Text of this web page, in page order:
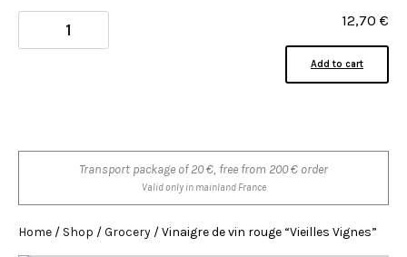
12,70 €
Add to cart
Transport package of 20 €, free from 200 € order
Valid only in mainland France
Home / Shop /Grocery / Vinaigre de vin rouge “Vieilles Vignes”